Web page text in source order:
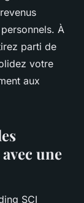
À
parti de
votre
aux
une
SCI